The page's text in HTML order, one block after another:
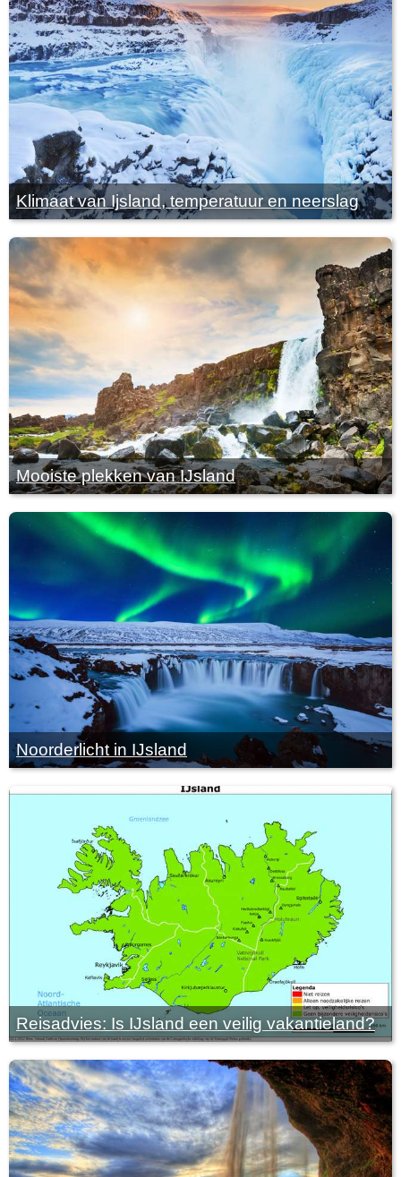
Klimaat van Ijsland, temperatuur en neerslag
Mooiste plekken van IJsland
Noorderlicht in IJsland
Reisadvies: Is IJsland een veilig vakantieland?